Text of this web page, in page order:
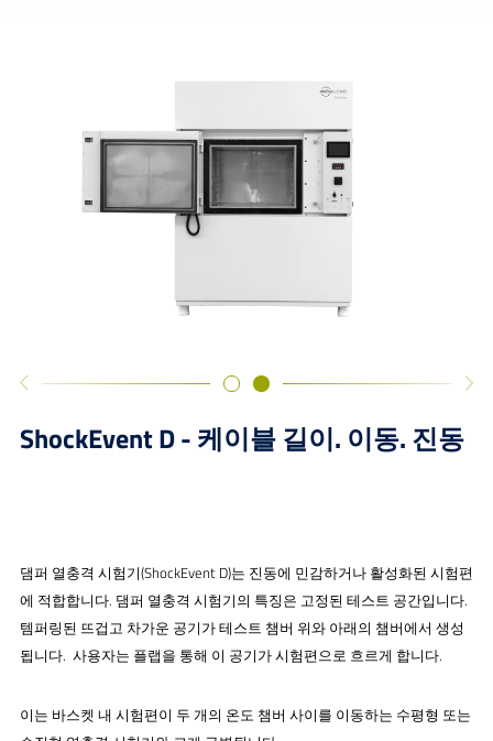
ShockEvent D - 케이블 길이. 이동. 진동
댐퍼 열충격 시험기(ShockEvent D)는 진동에 민감하거나 활성화된 시험편
에 적합합니다. 댐퍼 열충격 시험기의 특징은 고정된 테스트 공간입니다.
템퍼링된 뜨겁고 차가운 공기가 테스트 챔버 위와 아래의 챔버에서 생성
됩니다. 사용자는 플랩을 통해 이 공기가 시험편으로 흐르게 합니다.
이는 바스켓 내 시험편이 두 개의 온도 챔버 사이를 이동하는 수평형 또는